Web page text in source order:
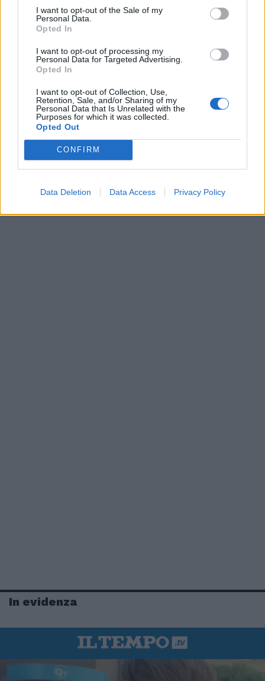
I want to opt-out of the Sale of my
Personal Data.
Opted In
I want to opt-out of processing my
Personal Data for Targeted Advertising.
Opted In
I want to opt-out of Collection, Use,
Retention, Sale, and/or Sharing of my
Personal Data that Is Unrelated with the
Purposes for which it was collected.
Opted Out
CONFIRM
Data Deletion Data Access Privacy Policy
In evidenza